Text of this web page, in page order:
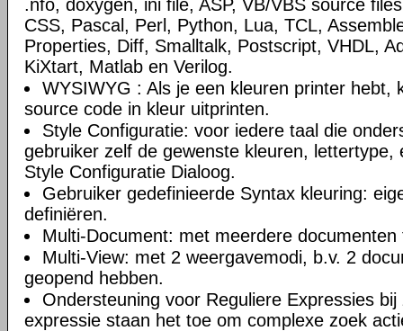
.nfo, doxygen, ini file, ASP, VB/VBS source
CSS, Pascal, Perl, Python, Lua, TCL,
Properties, Diff, Smalltalk, Postscript, VHDL,
KiXtart, Matlab en Verilog.
WYSIWYG : Als je een kleuren printer hebt,
source code in kleur uitprinten.
Style Configuratie: voor iedere taal die
gebruiker zelf de gewenste kleuren, lettertype,
Style Configuratie Dialoog.
Gebruiker gedefinieerde Syntax kleuring:
definiëren.
Multi-Document: met meerdere documenten
Multi-View: met 2 weergavemodi, b.v. 2
geopend hebben.
Ondersteuning voor Reguliere Expressies
expressie staan het toe om complexe zoek